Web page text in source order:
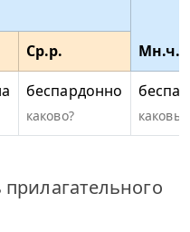
Мн.ч.
Ср.р.
беспардонно
каково? каковы?